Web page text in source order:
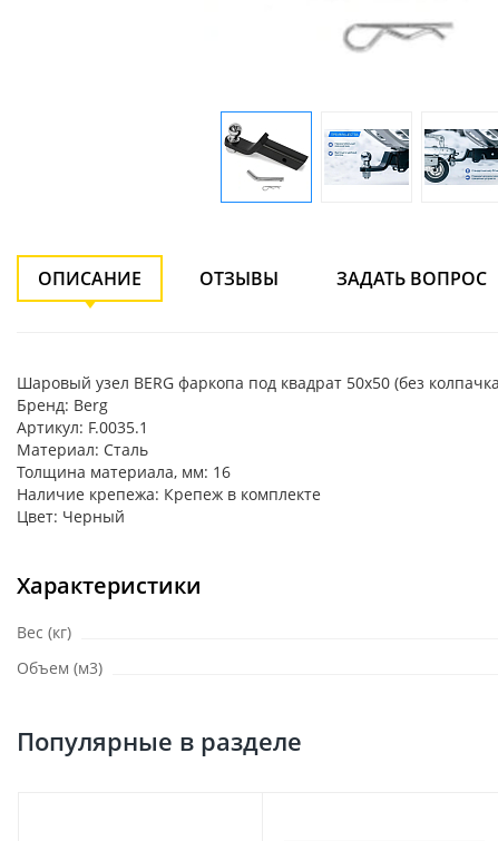
ОПИСАНИЕ ОТЗЫВЫ ЗАДАТЬ ВОПРОС
Шаровый узел BERG фаркопа под квадрат 50х50 (без
Бренд: Berg
Артикул: F.0035.1
Материал: Сталь
Толщина материала, мм: 16
Наличие крепежа: Крепеж в комплекте
Цвет: Черный
Характеристики
Вес (кг)
Объем (м3)
Популярные в разделе